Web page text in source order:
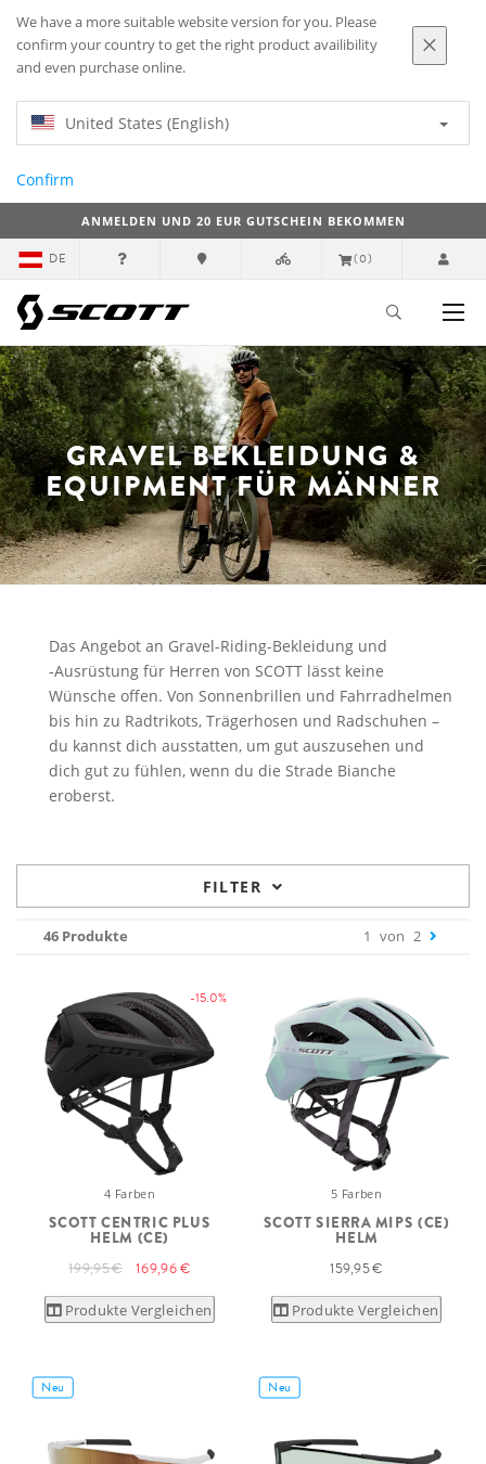
We have a more suitable website version for you. Please
confirm your country to get the right product availibility
and even purchase online.
United States (English)
Confirm
ANMELDEN UND 20 EUR GUTSCHEIN BEKOMMEN
DE (0)
GRAVEL BEKLEIDUNG &
EQUIPMENT FÜR MÄNNER
Das Angebot an Gravel-Riding-Bekleidung und
‑Ausrüstung für Herren von SCOTT lässt keine
Wünsche offen. Von Sonnenbrillen und Fahrradhelmen
bis hin zu Radtrikots, Trägerhosen und Radschuhen –
du kannst dich ausstatten, um gut auszusehen und
dich gut zu fühlen, wenn du die Strade Bianche
eroberst.
FILTER
46 Produkte 1 von 2
-15.0%
4 Farben
SCOTT CENTRIC PLUS
HELM (CE)
199,95 € 169,96 €
Produkte Vergleichen
5 Farben
SCOTT SIERRA MIPS (CE)
HELM
159,95 €
Produkte Vergleichen
Neu Neu